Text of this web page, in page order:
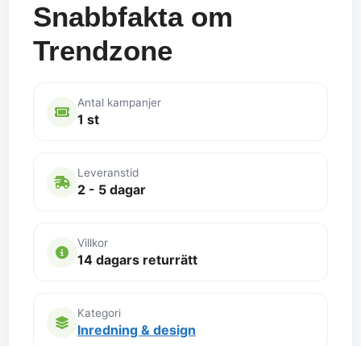
Snabbfakta om
Trendzone
Antal kampanjer
1 st
Leveranstid
2 - 5 dagar
Villkor
14 dagars returrätt
Kategori
Inredning & design